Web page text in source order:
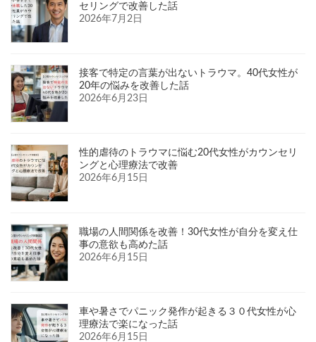
セリングで改善した話
2026年7月2日
接客で特定の言葉が出ないトラウマ。40代女性が
20年の悩みを改善した話
2026年6月23日
性的虐待のトラウマに悩む20代女性がカウンセリ
ングと心理療法で改善
2026年6月15日
職場の人間関係を改善！30代女性が自分を変え仕
事の意欲も高めた話
2026年6月15日
車や暑さでパニック発作が起きる３０代女性が心
理療法で楽になった話
2026年6月15日